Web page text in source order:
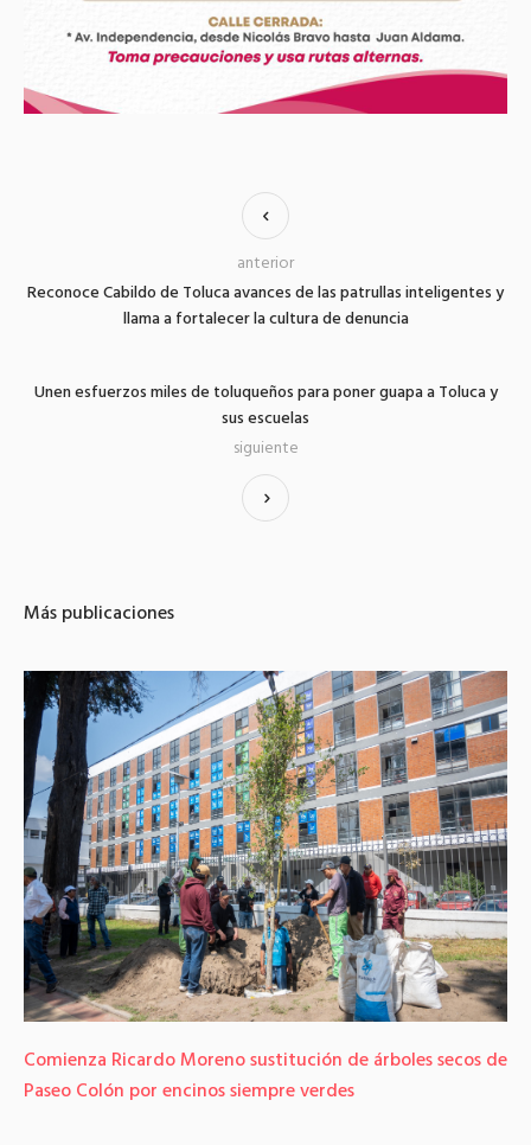
Reconoce Cabildo de Toluca avances de las patrullas inteligentes y
llama a fortalecer la cultura de denuncia
anterior
Unen esfuerzos miles de toluqueños para poner guapa a Toluca y
sus escuelas
siguiente
Más publicaciones
Comienza Ricardo Moreno sustitución de árboles secos de
Paseo Colón por encinos siempre verdes